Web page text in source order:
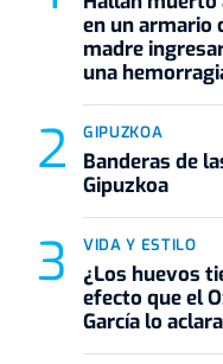
en un armario
madre
una
GIPUZKOA
Banderas de
Gipuzkoa
VIDA Y ESTILO
¿Los huevos
efecto que el
García lo aclara